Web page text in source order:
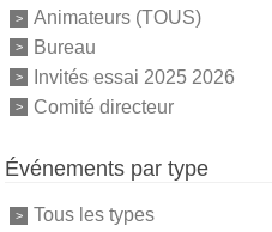
Animateurs (TOUS)
Bureau
Invités essai 2025 2026
Comité directeur
Événements par type
Tous les types